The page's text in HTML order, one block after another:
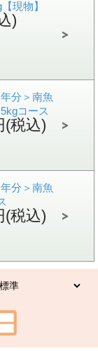
現物】
)
分＞南魚
コース
(税込)
分＞南魚
(税込)